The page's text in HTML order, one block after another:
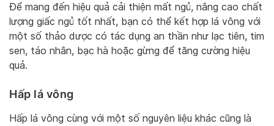
Để mang đến hiệu quả cải thiện mất ngủ, nâng cao chất
lượng giấc ngủ tốt nhất, bạn có thể kết hợp lá vông với
một số thảo dược có tác dụng an thần như lạc tiên, tim
sen, táo nhân, bạc hà hoặc gừng để tăng cường hiệu
quả.
Hấp lá vông
Hấp lá vông cùng với một số nguyên liệu khác cũng là